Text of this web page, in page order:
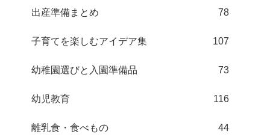
出産準備まとめ 78
子育てを楽しむアイデア集 107
幼稚園選びと入園準備品 73
幼児教育 116
離乳食・食べもの 44